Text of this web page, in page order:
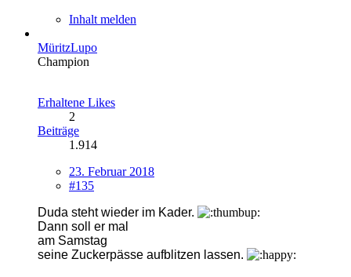
Inhalt melden
MüritzLupo
Champion
Erhaltene Likes
2
Beiträge
1.914
23. Februar 2018
#135
Duda steht wieder im Kader.
Dann soll er mal
am Samstag
seine Zuckerpässe aufblitzen lassen.